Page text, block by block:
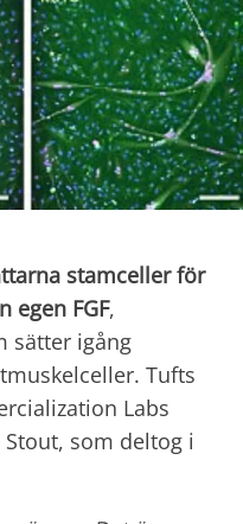
stamceller för
egen FGF,
sätter igång
Tufts
Labs
som deltog i